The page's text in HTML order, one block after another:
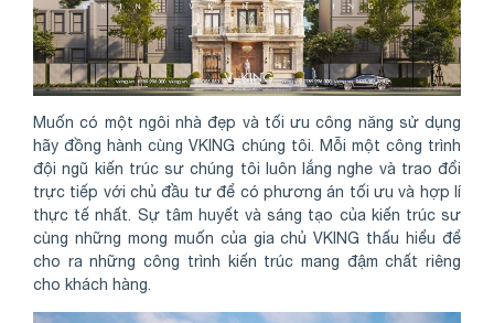
Muốn có một ngôi nhà đẹp và tối ưu công năng sử dụng
hãy đồng hành cùng VKING chúng tôi. Mỗi một công trình
đội ngũ kiến trúc sư chúng tôi luôn lắng nghe và trao đổi
trực tiếp với chủ đầu tư để có phương án tối ưu và hợp lí
thực tế nhất. Sự tâm huyết và sáng tạo của kiến trúc sư
cùng những mong muốn của gia chủ VKING thấu hiểu để
cho ra những công trình kiến trúc mang đậm chất riêng
cho khách hàng.